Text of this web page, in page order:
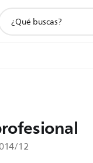
12